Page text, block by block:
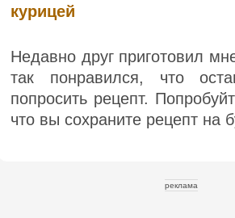
курицей
Недавно друг приготовил
так понравился, что
попросить рецепт.
что вы сохраните рецепт на
реклама